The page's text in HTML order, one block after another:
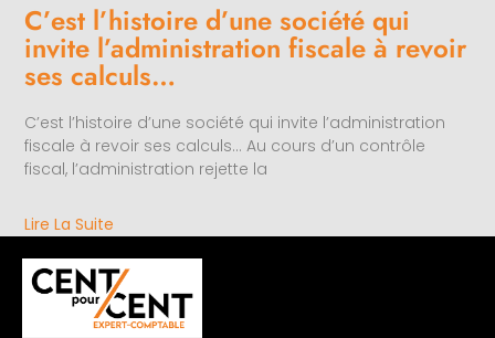
C’est l’histoire d’une société qui
invite l’administration fiscale à revoir
ses calculs…
C’est l’histoire d’une société qui invite l’administration
fiscale à revoir ses calculs… Au cours d’un contrôle
fiscal, l’administration rejette la
Lire La Suite